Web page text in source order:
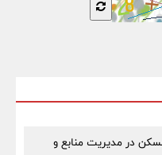
در مدیریت منابع و